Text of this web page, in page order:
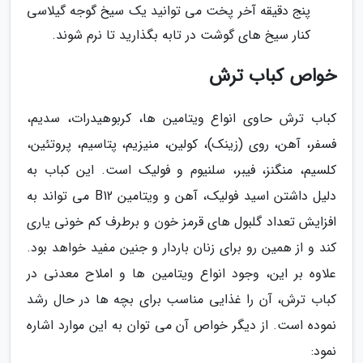
پنج دقیقه آخر پخت می توانید یک سیخ گوجه گیلاسی
کنار سیخ های گوشت در تابه بگذارید تا نرم شوند.
خواص کباب ترش
کباب ترش حاوی انواع ویتامین ها، کربوهیدرات، سدیم،
فسفر، آهن، روی (زینک)، کولین، منیزیم، پتاسیم، پروتئین،
کلسیم، منگنز، فیبر، سلنیوم و فولیک است. این کباب به
دلیل داشتن اسید فولیک، آهن و ویتامین B12 می تواند به
افزایش تعداد گلبول های قرمز خون و برطرف کم خونی یاری
کند و از همین رو برای زنان باردار و جنین مفید خواهد بود.
علاوه بر این، وجود انواع ویتامین ها و املاح معدنی در
کباب ترش، آن را غذایی مناسب برای بچه ها در حال رشد
نموده است. از دیگر خواص آن می توان به این موارد اشاره
نمود: